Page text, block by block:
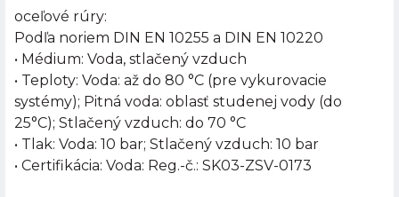
oceľové rúry:
Podľa noriem DIN EN 10255 a DIN EN 10220
• Médium: Voda, stlačený vzduch
• Teploty: Voda: až do 80 °C (pre vykurovacie
systémy); Pitná voda: oblasť studenej vody (do
25°C); Stlačený vzduch: do 70 °C
• Tlak: Voda: 10 bar; Stlačený vzduch: 10 bar
• Certifikácia: Voda: Reg.-č.: SK03-ZSV-0173